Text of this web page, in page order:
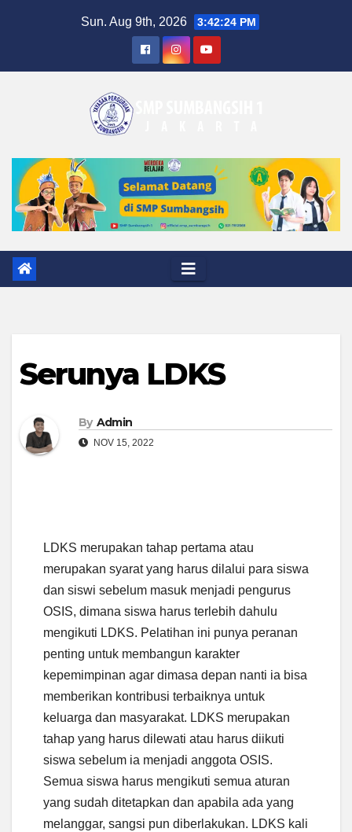
Sun. Aug 9th, 2026 3:42:24 PM
Serunya LDKS
By Admin
NOV 15, 2022
LDKS merupakan tahap pertama atau
merupakan syarat yang harus dilalui para siswa
dan siswi sebelum masuk menjadi pengurus
OSIS, dimana siswa harus terlebih dahulu
mengikuti LDKS. Pelatihan ini punya peranan
penting untuk membangun karakter
kepemimpinan agar dimasa depan nanti ia bisa
memberikan kontribusi terbaiknya untuk
keluarga dan masyarakat. LDKS merupakan
tahap yang harus dilewati atau harus diikuti
siswa sebelum ia menjadi anggota OSIS.
Semua siswa harus mengikuti semua aturan
yang sudah ditetapkan dan apabila ada yang
melanggar, sangsi pun diberlakukan. LDKS kali